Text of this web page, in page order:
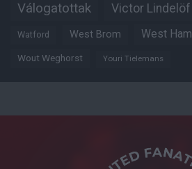
Válogatottak Victor Lindelöf
Watford West Brom West Ham
Wout Weghorst Youri Tielemans